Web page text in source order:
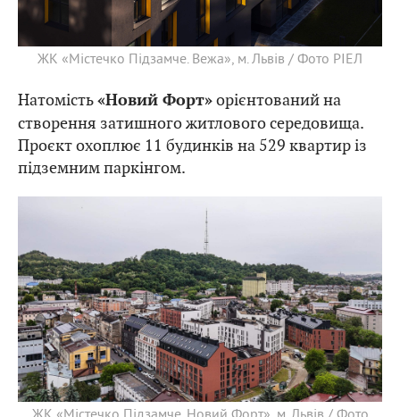
ЖК «Містечко Підзамче. Вежа», м. Львів / Фото РІЕЛ
Натомість«Новий Форт»орієнтований на
створення затишного житлового середовища.
Проєкт охоплює 11 будинків на 529 квартир із
підземним паркінгом.
ЖК «Містечко Підзамче. Новий Форт», м. Львів / Фото